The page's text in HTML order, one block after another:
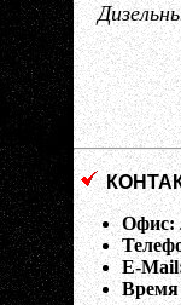
Офис:
E-
Время